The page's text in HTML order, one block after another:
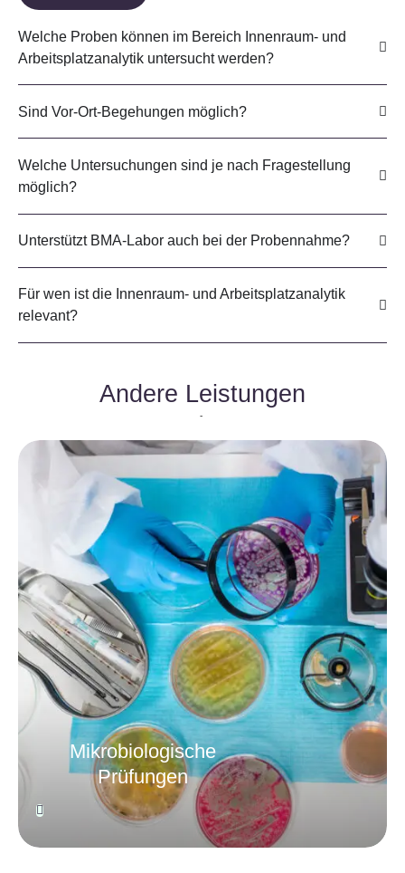
Welche Proben können im Bereich Innenraum- und
Arbeitsplatzanalytik untersucht werden?
Sind Vor-Ort-Begehungen möglich?
Welche Untersuchungen sind je nach Fragestellung
möglich?
Unterstützt BMA-Labor auch bei der Probennahme?
Für wen ist die Innenraum- und Arbeitsplatzanalytik
relevant?
Andere Leistungen
-
Mikrobiologische
Prüfungen